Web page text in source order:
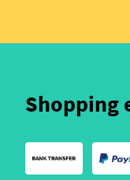
Shopping